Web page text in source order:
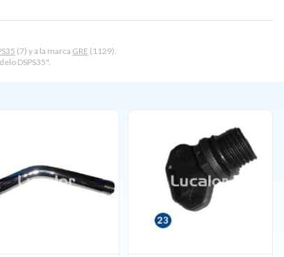
(7) y a la marca GRE (1129).
DSPS35".